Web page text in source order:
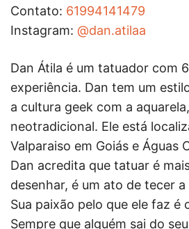
Contato: 61994141479
Instagram: @dan.atilaa
Dan Átila é um tatuador com
experiência. Dan tem um
a cultura geek com a
neotradicional. Ele está
Valparaiso em Goiás e Águas
Dan acredita que tatuar é
desenhar, é um ato de tecer
Sua paixão pelo que ele faz é
Sempre que alguém sai do